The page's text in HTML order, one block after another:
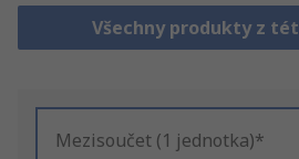
Všechny produkty z
Mezisoučet (1 jednotka)*